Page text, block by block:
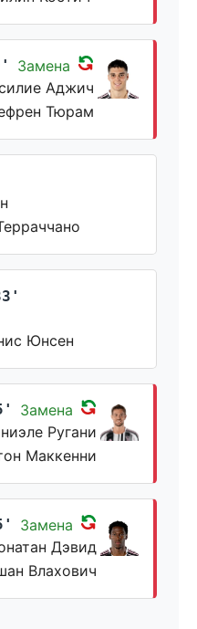
Замена
Аджич
Тюрам
Юнсен
Замена
Ругани
Маккенни
Замена
Дэвид
Влахович